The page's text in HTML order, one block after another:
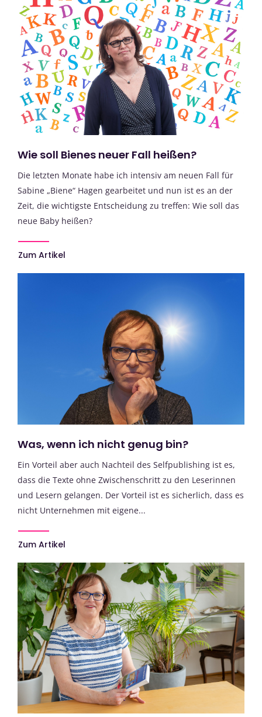
Wie soll Bienes neuer Fall heißen?
Die letzten Monate habe ich intensiv am neuen Fall für
Sabine „Biene“ Hagen gearbeitet und nun ist es an der
Zeit, die wichtigste Entscheidung zu treffen: Wie soll das
neue Baby heißen?
Zum Artikel
Was, wenn ich nicht genug bin?
Ein Vorteil aber auch Nachteil des Selfpublishing ist es,
dass die Texte ohne Zwischenschritt zu den Leserinnen
und Lesern gelangen. Der Vorteil ist es sicherlich, dass es
nicht Unternehmen mit eigene...
Zum Artikel